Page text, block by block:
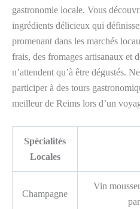
gastronomie locale. Vous
ingrédients délicieux qui
promenant dans les marchés
frais, des fromages artisanaux et
n’attendent qu’à être dégustés.
participer à des tours
meilleur de Reims lors d’un
Spécialités
Locales
Champagne
Vin